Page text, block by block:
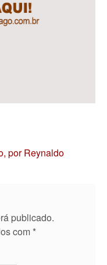
por Reynaldo
publicado.
com *